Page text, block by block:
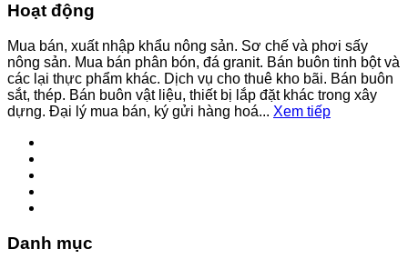
Hoạt động
Mua bán, xuất nhập khẩu nông sản. Sơ chế và phơi sấy
nông sản. Mua bán phân bón, đá granit. Bán buôn tinh bột và
các lại thực phẩm khác. Dịch vụ cho thuê kho bãi. Bán buôn
sắt, thép. Bán buôn vật liệu, thiết bị lắp đặt khác trong xây
dựng. Đại lý mua bán, ký gửi hàng hoá... Xem tiếp
Danh mục